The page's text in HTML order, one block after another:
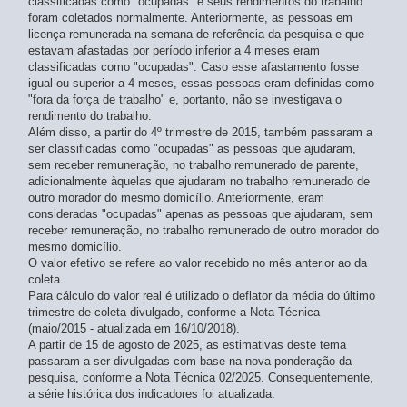
4º trimestre 2015- atualizado em 14/05/2026
3º trimestre 2015- atualizado em 14/05/2026
2º trimestre 2015 - atualizado em 14/05/2026
1º trimestre 2015- atualizado em 14/05/2026
4º trimestre 2014- atualizado em 14/05/2026
3º trimestre 2014
2º trimestre 2014 - atualizado em 14/05/2026
1º trimestre 2014- atualizado em 14/05/2026
4º trimestre 2013 - atualizado em 14/05/2026
3º trimestre 2013 - atualizado em 14/05/2026
2º trimestre 2013 - atualizado em 14/05/2026
1º trimestre 2013 - atualizado em 14/05/2026
4º trimestre 2012
3º trimestre 2012- atualizado em 14/05/2026
2º trimestre 2012 - atualizado em 14/05/2026
1º trimestre 2012- atualizado em 14/05/2026
foram coletados normalmente. Anteriormente, as pessoas em
licença remunerada na semana de referência da pesquisa e que
estavam afastadas por período inferior a 4 meses eram
classificadas como "ocupadas". Caso esse afastamento fosse
igual ou superior a 4 meses, essas pessoas eram definidas como
"fora da força de trabalho" e, portanto, não se investigava o
rendimento do trabalho.
Além disso, a partir do 4º trimestre de 2015, também passaram a
ser classificadas como "ocupadas" as pessoas que ajudaram,
sem receber remuneração, no trabalho remunerado de parente,
adicionalmente àquelas que ajudaram no trabalho remunerado de
outro morador do mesmo domicílio. Anteriormente, eram
consideradas "ocupadas" apenas as pessoas que ajudaram, sem
receber remuneração, no trabalho remunerado de outro morador do
mesmo domicílio.
O valor efetivo se refere ao valor recebido no mês anterior ao da
coleta.
Para cálculo do valor real é utilizado o deflator da média do último
trimestre de coleta divulgado, conforme a Nota Técnica
(maio/2015 - atualizada em 16/10/2018).
A partir de 15 de agosto de 2025, as estimativas deste tema
passaram a ser divulgadas com base na nova ponderação da
pesquisa, conforme a Nota Técnica 02/2025. Consequentemente,
a série histórica dos indicadores foi atualizada.